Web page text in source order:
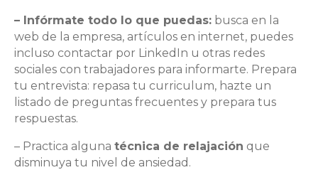
– Infórmate todo lo que puedas: busca en la
web de la empresa, artículos en internet, puedes
incluso contactar por LinkedIn u otras redes
sociales con trabajadores para informarte. Prepara
tu entrevista: repasa tu curriculum, hazte un
listado de preguntas frecuentes y prepara tus
respuestas.
– Practica alguna técnica de relajación que
disminuya tu nivel de ansiedad.